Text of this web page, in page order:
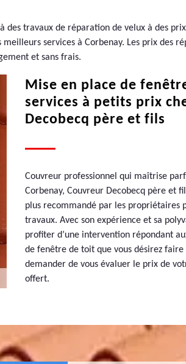
travaux de réparation de velux à des
services à Corbenay. Les prix des
et sans frais.
Mise en place de
services à petits prix
Decobecq père et fils
Couvreur professionnel qui maîtrise
Corbenay, Couvreur Decobecq père et
plus recommandé par les propriétaires
travaux. Avec son expérience et sa
profiter d’une intervention répondant
de fenêtre de toit que vous désirez faire
demander de vous évaluer le prix de
offert.